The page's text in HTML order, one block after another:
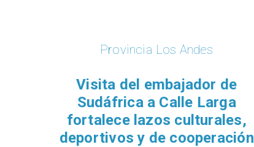
Provincia Los Andes
​Visita del embajador de
Sudáfrica a Calle Larga
fortalece lazos culturales,
deportivos y de cooperación